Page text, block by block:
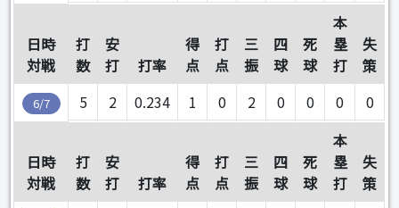
日時
対戦
打
数
安
打
打率
得
点
打
点
三
振
四
球
死
球
本
塁
打
失
策
6/7 5 2 0.234 1 0 2 0 0 0 0
日時
対戦
打
数
安
打
打率
得
点
打
点
三
振
四
球
死
球
本
塁
打
失
策